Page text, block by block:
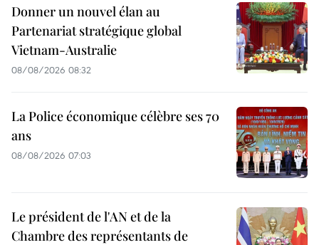
Donner un nouvel élan au
Partenariat stratégique global
Vietnam-Australie
08/08/2026 08:32
La Police économique célèbre ses 70
ans
08/08/2026 07:03
Le président de l'AN et de la
Chambre des représentants de